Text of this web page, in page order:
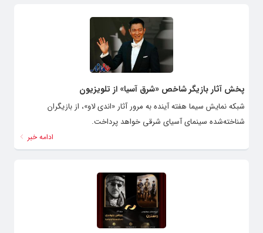
پخش آثار بازیگر شاخص «شرق آسیا» از تلویزیون
شبکه نمایش سیما هفته آینده به مرور آثار «اندی لاو»، از بازیگران
شناخته‌شده سینمای آسیای شرقی خواهد پرداخت.
ادامه خبر